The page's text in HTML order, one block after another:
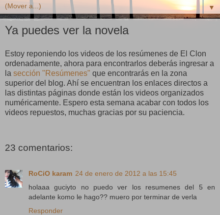
▼
Ya puedes ver la novela
Estoy reponiendo los videos de los resúmenes de El Clon
ordenadamente, ahora para encontrarlos deberás ingresar a
la sección "Resúmenes" que encontrarás en la zona
superior del blog. Ahí se encuentran los enlaces directos a
las distintas páginas donde están los videos organizados
numéricamente. Espero esta semana acabar con todos los
videos repuestos, muchas gracias por su paciencia.
23 comentarios:
RoCiO karam 24 de enero de 2012 a las 15:45
holaaa guciyto no puedo ver los resumenes del 5 en
adelante komo le hago?? muero por terminar de verla
Responder